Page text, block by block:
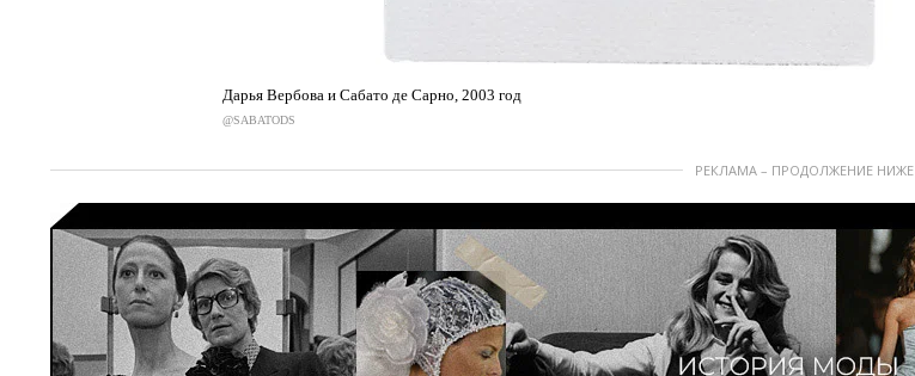
Дарья Вербова и Сабато де Сарно, 2003 год
@SABATODS
РЕКЛАМА – ПРОДОЛЖЕНИЕ НИЖЕ